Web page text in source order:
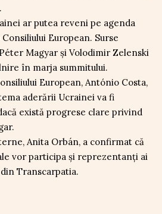
ar putea reveni pe agenda
European. Surse
Magyar și Volodimir Zelenski
în marja summitului.
European, António Costa,
aderării Ucrainei va fi
există progrese clare privind
Anita Orbán, a confirmat că
vor participa și reprezentanți ai
Transcarpatia.